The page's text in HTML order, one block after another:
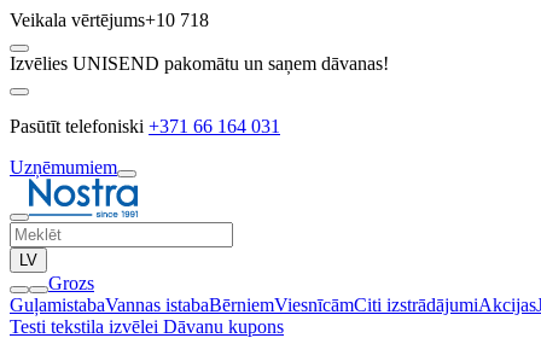
Veikala vērtējums+10 718
Izvēlies UNISEND pakomātu un saņem dāvanas!
Pasūtīt telefoniski +371 66 164 031
Uzņēmumiem
LV
Grozs
GuļamistabaVannas istabaBērniemViesnīcāmCiti izstrādājumiAkcijas
Testi tekstila izvēlei Dāvanu kupons